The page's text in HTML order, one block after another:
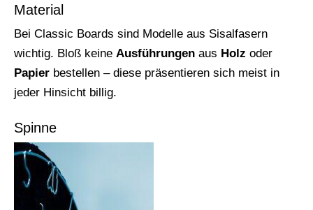
Material
Bei Classic Boards sind Modelle aus Sisalfasern
wichtig. Bloß keine Ausführungen aus Holz oder
Papier bestellen – diese präsentieren sich meist in
jeder Hinsicht billig.
Spinne